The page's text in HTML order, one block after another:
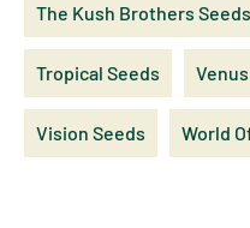
The Kush Brothers Seeds
Tropical Seeds
Vision Seeds World